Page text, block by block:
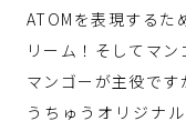
ATOMを表現するた
リーム！そしてマン
マンゴーが主役です
うちゅうオリジナ